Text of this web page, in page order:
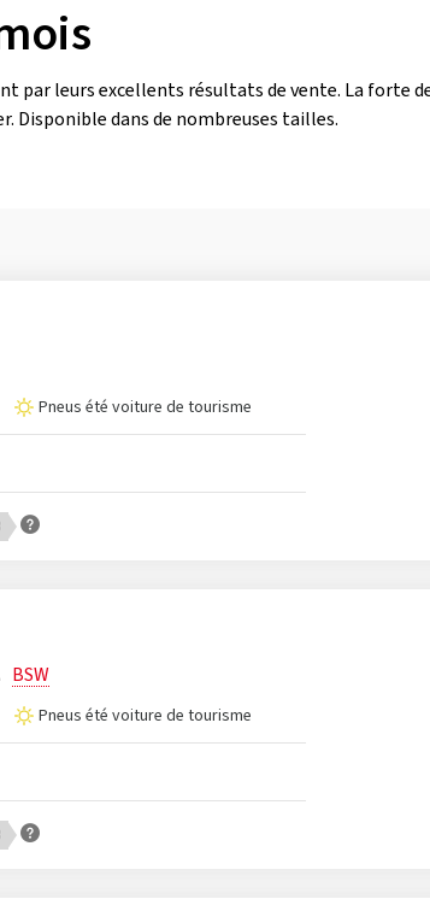
par leurs excellents résultats de vente. La forte
Disponible dans de nombreuses tailles.
Pneus été voiture de tourisme
BSW
Pneus été voiture de tourisme